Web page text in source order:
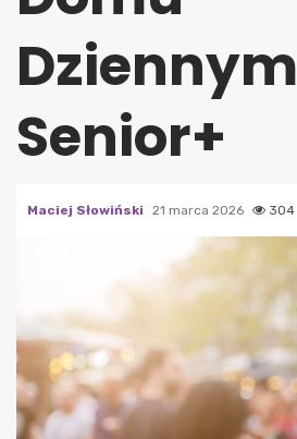
Dziennym
Senior+
Maciej Słowiński 21 marca 2026 304